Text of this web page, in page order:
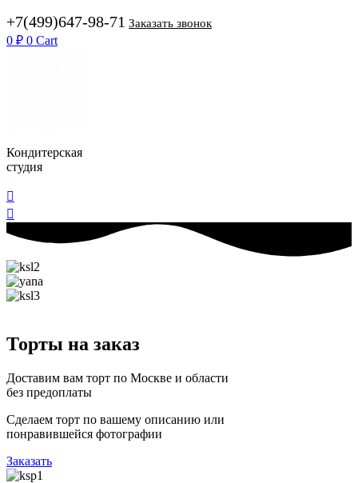
+7(499)647-98-71 Заказать звонок
0 ₽ 0 Cart
Кондитерская
студия
Торты на заказ
Доставим вам торт по Москве и области
без предоплаты
Сделаем торт по вашему описанию или
понравившейся фотографии
Заказать